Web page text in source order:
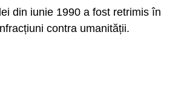
din iunie 1990 a fost retrimis în
contra umanității.